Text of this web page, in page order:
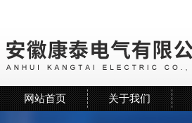
网站首页 关于我们